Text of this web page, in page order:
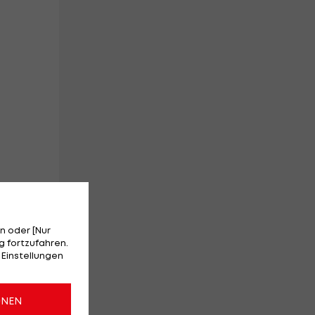
oder [Nur
fortzufahren.